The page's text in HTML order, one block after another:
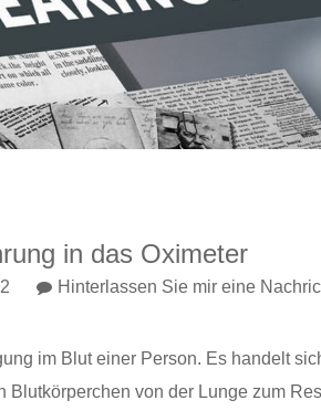
in das Oximeter
2 Hinterlassen Sie mir eine
im Blut einer Person. Es handelt
von der Lunge zum